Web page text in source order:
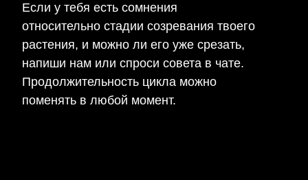
Если у тебя есть сомнения
относительно стадии созревания твоего
растения, и можно ли его уже срезать,
напиши нам или спроси совета в чате.
Продолжительность цикла можно
поменять в любой момент.